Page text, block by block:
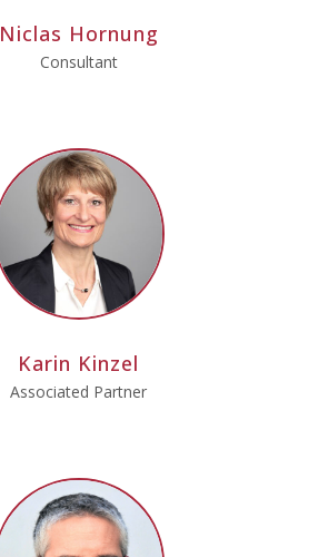
Niclas Hornung
Consultant
Karin Kinzel
Associated Partner